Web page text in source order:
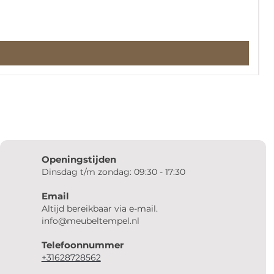
Openingstijden
Dinsdag t/m zondag: 09:30 - 17:30
Email
Altijd bereikbaar via e-mail.
info@meubeltempel.nl
Telefoonnummer
+31628728562